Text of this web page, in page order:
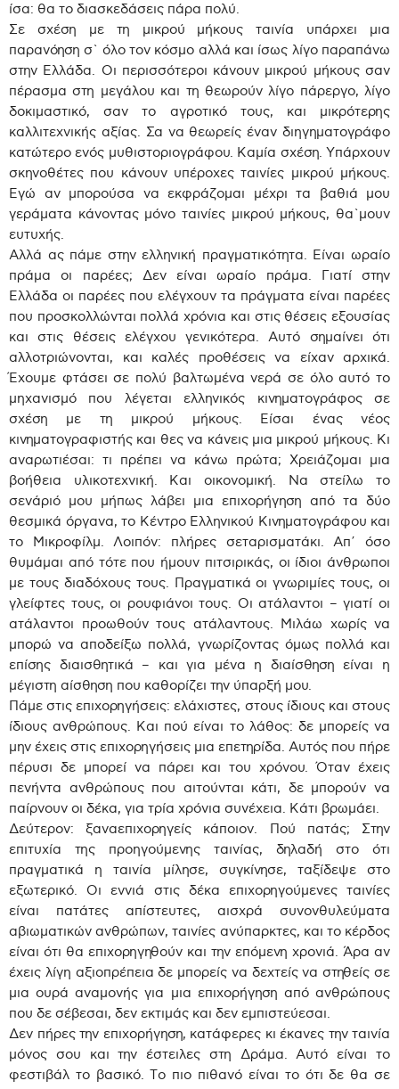
ίσα: θα το διασκεδάσεις πάρα πολύ.
Σε σχέση με τη μικρού μήκους ταινία υπάρχει μια
παρανόηση σ` όλο τον κόσμο αλλά και ίσως λίγο παραπάνω
στην Ελλάδα. Οι περισσότεροι κάνουν μικρού μήκους σαν
πέρασμα στη μεγάλου και τη θεωρούν λίγο πάρεργο, λίγο
δοκιμαστικό, σαν το αγροτικό τους, και μικρότερης
καλλιτεχνικής αξίας. Σα να θεωρείς έναν διηγηματογράφο
κατώτερο ενός μυθιστοριογράφου. Καμία σχέση. Υπάρχουν
σκηνοθέτες που κάνουν υπέροχες ταινίες μικρού μήκους.
Εγώ αν μπορούσα να εκφράζομαι μέχρι τα βαθιά μου
γεράματα κάνοντας μόνο ταινίες μικρού μήκους, θα`μουν
ευτυχής.
Αλλά ας πάμε στην ελληνική πραγματικότητα. Είναι ωραίο
πράμα οι παρέες; Δεν είναι ωραίο πράμα. Γιατί στην
Ελλάδα οι παρέες που ελέγχουν τα πράγματα είναι παρέες
που προσκολλώνται πολλά χρόνια και στις θέσεις εξουσίας
και στις θέσεις ελέγχου γενικότερα. Αυτό σημαίνει ότι
αλλοτριώνονται, και καλές προθέσεις να είχαν αρχικά.
Έχουμε φτάσει σε πολύ βαλτωμένα νερά σε όλο αυτό το
μηχανισμό που λέγεται ελληνικός κινηματογράφος σε
σχέση με τη μικρού μήκους. Είσαι ένας νέος
κινηματογραφιστής και θες να κάνεις μια μικρού μήκους. Κι
αναρωτιέσαι: τι πρέπει να κάνω πρώτα; Χρειάζομαι μια
βοήθεια υλικοτεχνική. Και οικονομική. Να στείλω το
σενάριό μου μήπως λάβει μια επιχορήγηση από τα δύο
θεσμικά όργανα, το Κέντρο Ελληνικού Κινηματογράφου και
το Μικροφίλμ. Λοιπόν: πλήρες σεταρισματάκι. Απ΄ όσο
θυμάμαι από τότε που ήμουν πιτσιρικάς, οι ίδιοι άνθρωποι
με τους διαδόχους τους. Πραγματικά οι γνωριμίες τους, οι
γλείφτες τους, οι ρουφιάνοι τους. Οι ατάλαντοι – γιατί οι
ατάλαντοι προωθούν τους ατάλαντους. Μιλάω χωρίς να
μπορώ να αποδείξω πολλά, γνωρίζοντας όμως πολλά και
επίσης διαισθητικά – και για μένα η διαίσθηση είναι η
μέγιστη αίσθηση που καθορίζει την ύπαρξή μου.
Πάμε στις επιχορηγήσεις: ελάχιστες, στους ίδιους και στους
ίδιους ανθρώπους. Και πού είναι το λάθος: δε μπορείς να
μην έχεις στις επιχορηγήσεις μια επετηρίδα. Αυτός που πήρε
πέρυσι δε μπορεί να πάρει και του χρόνου. Όταν έχεις
πενήντα ανθρώπους που αιτούνται κάτι, δε μπορούν να
παίρνουν οι δέκα, για τρία χρόνια συνέχεια. Κάτι βρωμάει.
Δεύτερον: ξαναεπιχορηγείς κάποιον. Πού πατάς; Στην
επιτυχία της προηγούμενης ταινίας, δηλαδή στο ότι
πραγματικά η ταινία μίλησε, συγκίνησε, ταξίδεψε στο
εξωτερικό. Οι εννιά στις δέκα επιχορηγούμενες ταινίες
είναι πατάτες απίστευτες, αισχρά συνονθυλεύματα
αβιωματικών ανθρώπων, ταινίες ανύπαρκτες, και το κέρδος
είναι ότι θα επιχορηγηθούν και την επόμενη χρονιά. Άρα αν
έχεις λίγη αξιοπρέπεια δε μπορείς να δεχτείς να στηθείς σε
μια ουρά αναμονής για μια επιχορήγηση από ανθρώπους
που δε σέβεσαι, δεν εκτιμάς και δεν εμπιστεύεσαι.
Δεν πήρες την επιχορήγηση, κατάφερες κι έκανες την ταινία
μόνος σου και την έστειλες στη Δράμα. Αυτό είναι το
φεστιβάλ το βασικό. Το πιο πιθανό είναι το ότι δε θα σε